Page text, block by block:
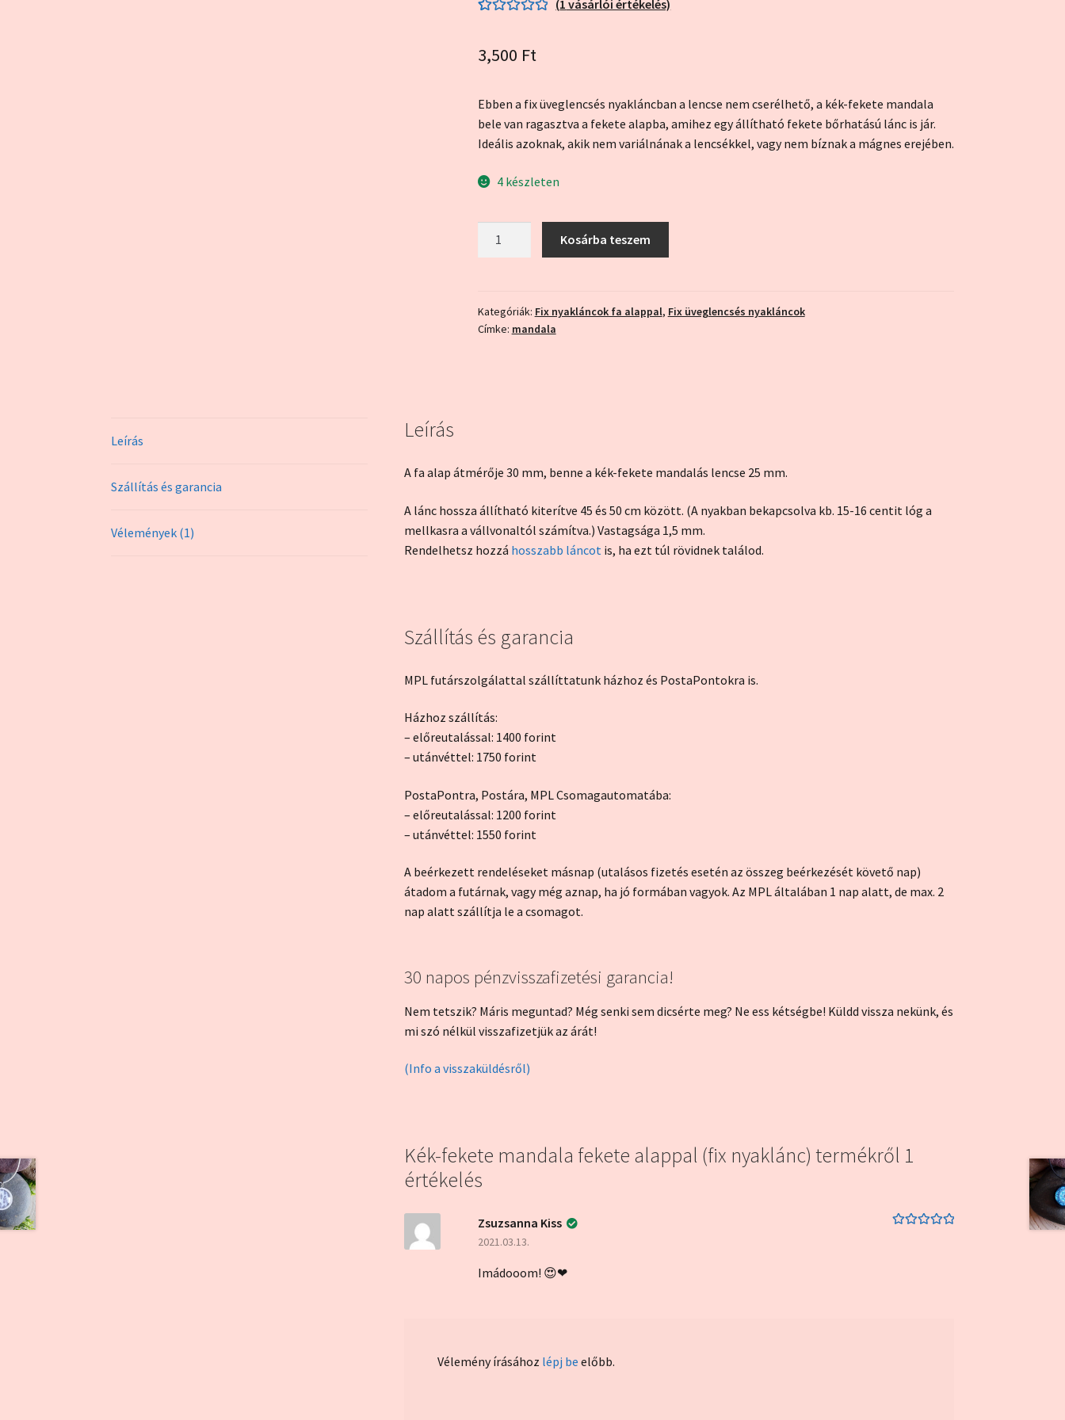
értékelés
(1 vásárlói értékelés)
3,500 Ft
Ebben a fix üveglencsés nyakláncban a lencse nem cserélhető, a kék-fekete mandala
bele van ragasztva a fekete alapba, amihez egy állítható fekete bőrhatású lánc is jár.
Ideális azoknak, akik nem variálnának a lencsékkel, vagy nem bíznak a mágnes erejében.
4 készleten
alappal
(fix
Kosárba teszem
Kategóriák: Fix nyakláncok fa alappal, Fix üveglencsés nyakláncok
Címke: mandala
Leírás
Szállítás és garancia
Vélemények (1)
Leírás
A fa alap átmérője 30 mm, benne a kék-fekete mandalás lencse 25 mm.
A lánc hossza állítható kiterítve 45 és 50 cm között. (A nyakban bekapcsolva kb. 15-16 centit lóg a
mellkasra a vállvonaltól számítva.) Vastagsága 1,5 mm.
Rendelhetsz hozzá hosszabb láncot is, ha ezt túl rövidnek találod.
Szállítás és garancia
MPL futárszolgálattal szállíttatunk házhoz és PostaPontokra is.
Házhoz szállítás:
– előreutalással: 1400 forint
– utánvéttel: 1750 forint
PostaPontra, Postára, MPL Csomagautomatába:
– előreutalással: 1200 forint
– utánvéttel: 1550 forint
A beérkezett rendeléseket másnap (utalásos fizetés esetén az összeg beérkezését követő nap)
átadom a futárnak, vagy még aznap, ha jó formában vagyok. Az MPL általában 1 nap alatt, de max. 2
nap alatt szállítja le a csomagot.
30 napos pénzvisszafizetési garancia!
Nem tetszik? Máris meguntad? Még senki sem dicsérte meg? Ne ess kétségbe! Küldd vissza nekünk, és
mi szó nélkül visszafizetjük az árát!
(Info a visszaküldésről)
Kék-fekete mandala fekete alappal (fix nyaklánc) termékről 1
értékelés
Zsuzsanna Kiss
2021.03.13.
Imádooom! 😍❤
Vélemény írásához lépj be előbb.